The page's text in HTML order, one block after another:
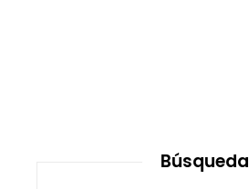
Búsqueda